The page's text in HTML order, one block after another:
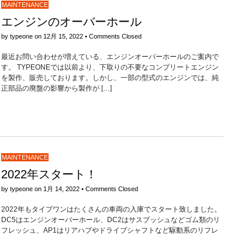
MAINTENANCE
エンジンのオーバーホール
by typeone on 12月 15, 2022 • Comments Closed
最近お問い合わせが増えている、エンジンオーバーホールのご案内で
す。 TYPEONEでは以前より、下取りの不要なコンプリートエンジン
を製作、販売しております。しかし、一部の型式のエンジンでは、純
正部品の廃盤の影響から製作が […]
MAINTENANCE
2022年スタート！
by typeone on 1月 14, 2022 • Comments Closed
2022年もタイプワンはたくさんの車両の入庫でスタート致しました。
DC5はエンジンオーバーホール、DC2はサスブッシュなどゴム類のリ
フレッシュ、AP1はリアハブやドライブシャフトなど駆動系のリフレ